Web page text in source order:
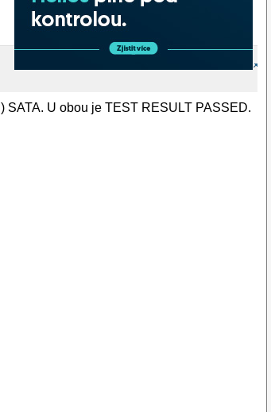
SATA. U obou je TEST RESULT PASSED.